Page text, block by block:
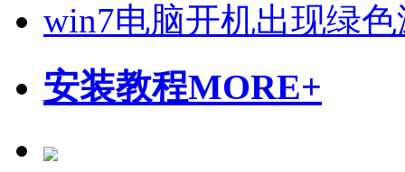
win7电脑开机出现绿
安装教程MORE+